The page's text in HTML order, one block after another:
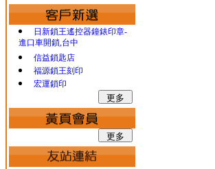
日新鎖王遙控器鐘錶印章-
進口車開鎖,台中
信益鎖匙店
福源鎖王刻印
宏運鎖印